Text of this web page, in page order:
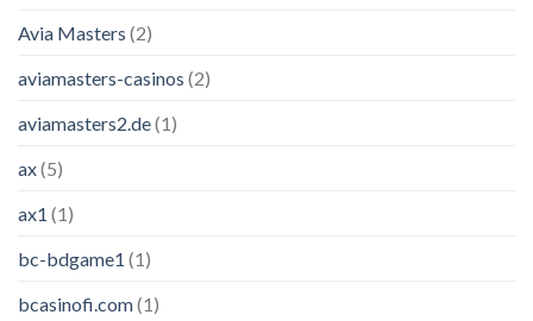
Avia Masters (2)
aviamasters-casinos (2)
aviamasters2.de(1)
ax(5)
ax1 (1)
bc-bdgame1 (1)
bcasinofi.com(1)